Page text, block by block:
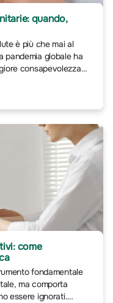
quando,
è più che mai al
pandemia globale ha
consapevolezza
e al benessere
come
fondamentale
ma comporta
essere ignorati.